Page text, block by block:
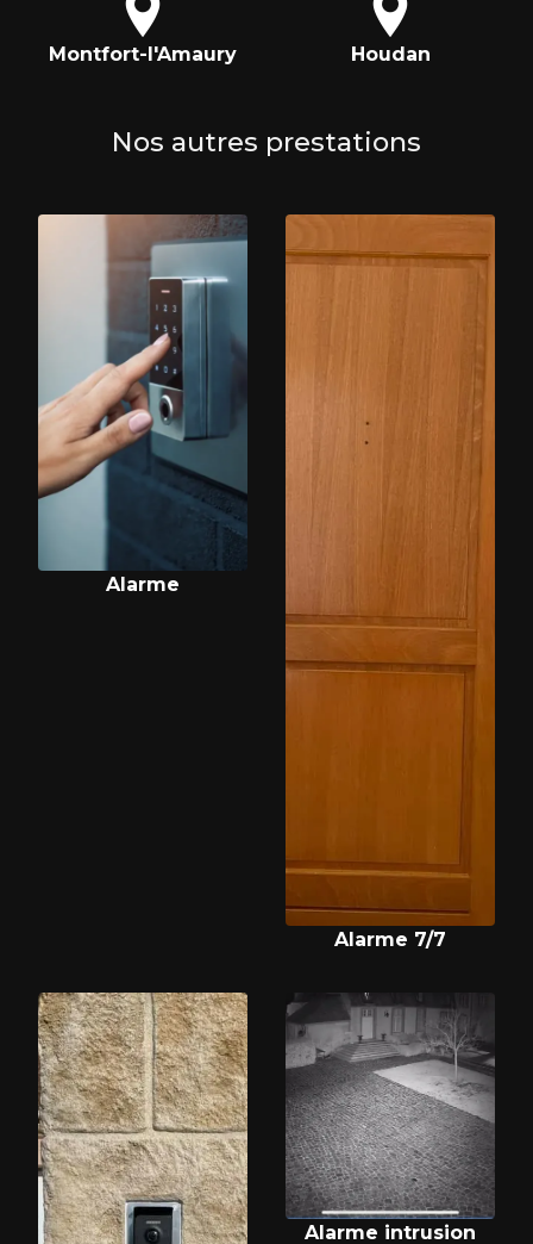
Montfort-l'Amaury Houdan
Nos autres prestations
Alarme
Alarme 7/7
Alarme intrusion